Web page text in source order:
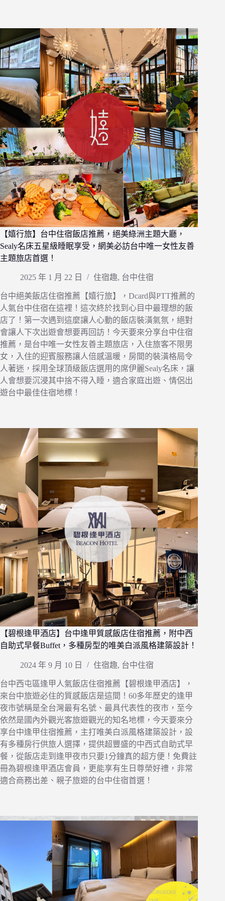
【嬉行旅】台中住宿飯店推薦，絕美綠洲主題大廳，
Sealy名床五星級睡眠享受，網美必訪台中唯一女性友善
主題旅店首選！
2025 年 1 月 22 日 住宿趣, 台中住宿
台中絕美飯店住宿推薦【嬉行旅】，Dcard與PTT推薦的
人氣台中住宿在這裡！這次終於找到心目中最理想的飯
店了！第一次遇到這麼讓人心動的飯店裝潢氣氛，絕對
會讓人下次出遊會想要再回訪！今天要來分享台中住宿
推薦，是台中唯一女性友善主題旅店，入住旅客不限男
女，入住的迎賓服務讓人倍感溫暖，房間的裝潢格局令
人著迷，採用全球頂級飯店選用的席伊麗Sealy名床，讓
人會想要沉浸其中捨不得入睡，適合家庭出遊、情侶出
遊台中最佳住宿地標！
【碧根逢甲酒店】台中逢甲質感飯店住宿推薦，附中西
自助式早餐Buffet，多種房型的唯美白派風格建築設計！
2024 年 9 月 10 日 住宿趣, 台中住宿
台中西屯區逢甲人氣飯店住宿推薦【碧根逢甲酒店】，
來台中旅遊必住的質感飯店是這間！60多年歷史的逢甲
夜市號稱是全台灣最有名號、最具代表性的夜市，至今
依然是國內外觀光客旅遊觀光的知名地標，今天要來分
享台中逢甲住宿推薦，主打唯美白派風格建築設計，設
有多種房行供旅人選擇，提供超豐盛的中西式自助式早
餐，從飯店走到逢甲夜市只要1分鐘真的超方便！免費註
冊為碧根逢甲酒店會員，更能享有生日尊榮好禮，非常
適合商務出差、親子旅遊的台中住宿首選！